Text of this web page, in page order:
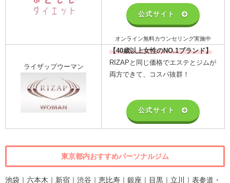
公式サイト
オンライン無料カウンセリング実施中
ライザップウーマン
【40歳以上女性のNO.1ブランド】
RIZAPと同じ価格でエステとジムが
両方できて、コスパ抜群！
公式サイト
東京都内おすすめパーソナルジム
池袋 六本木 新宿 渋谷 恵比寿 銀座 目黒 立川 表参道・